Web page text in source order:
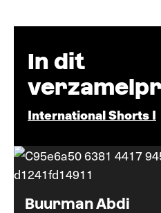
In dit
International Shorts I
Buurman Abdi